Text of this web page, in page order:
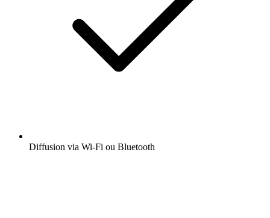
Diffusion via Wi-Fi ou Bluetooth